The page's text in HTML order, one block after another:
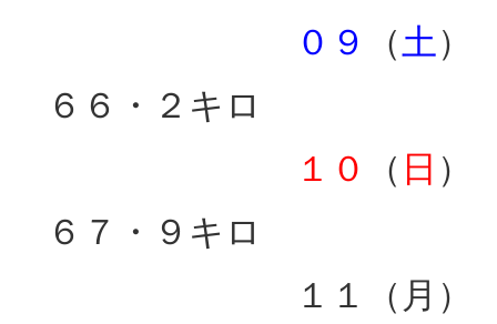
０９
（ 土 ）
６６・２キロ
１０
（ 日 ）
６７・９キロ
１１（月）